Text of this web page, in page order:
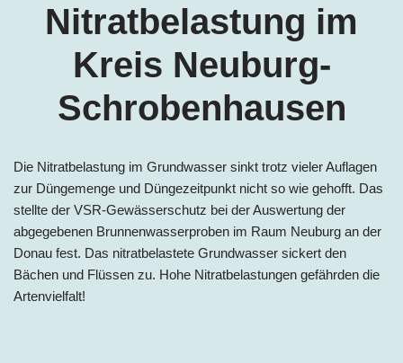
Nitratbelastung im
Kreis Neuburg-
Schrobenhausen
Die Nitratbelastung im Grundwasser sinkt trotz vieler Auflagen
zur Düngemenge und Düngezeitpunkt nicht so wie gehofft. Das
stellte der VSR-Gewässerschutz bei der Auswertung der
abgegebenen Brunnenwasserproben im Raum Neuburg an der
Donau fest. Das nitratbelastete Grundwasser sickert den
Bächen und Flüssen zu. Hohe Nitratbelastungen gefährden die
Artenvielfalt!